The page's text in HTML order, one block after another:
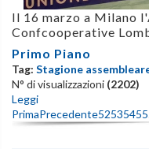
Il 16 marzo a Milano
Confcooperative
Primo Piano
Tag: Stagione
N° di visualizzazioni (2202)
Leggi
PrimaPrecedente52535455